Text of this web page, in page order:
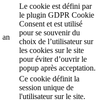
an
Le cookie est défini par
le plugin GDPR Cookie
Consent et est utilisé
pour se souvenir du
choix de l’utilisateur sur
les cookies sur le site
pour éviter d’ouvrir le
popup après acceptation.
Ce cookie définit la
session unique de
l'utilisateur sur le site.